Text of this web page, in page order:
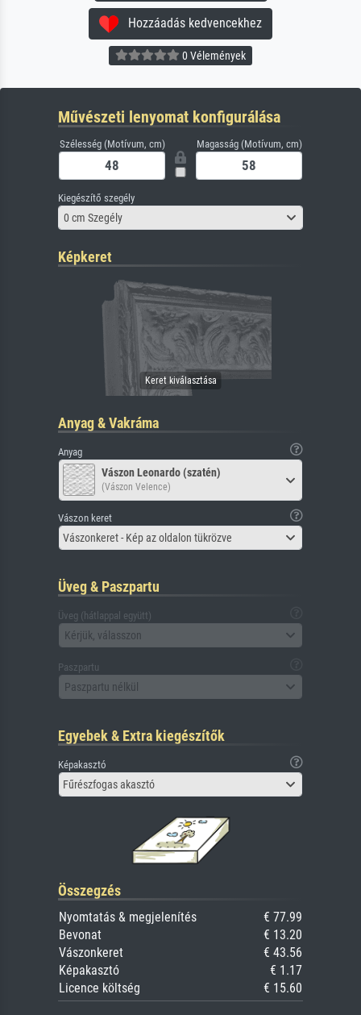
Hozzáadás kedvencekhez
0 Vélemények
Művészeti lenyomat konfigurálása
Szélesség (Motívum, cm) Magasság (Motívum, cm)
Kiegészítő szegély
0 cm Szegély
Képkeret
Anyag & Vakráma
Anyag
Vászon Leonardo (szatén)
(Vászon Velence)
Vászon keret
Vászonkeret - Kép az oldalon tükrözve
Üveg & Paszpartu
Üveg (hátlappal együtt)
Kérjük, válasszon
Paszpartu
Paszpartu nélkül
Egyebek & Extra kiegészítők
Képakasztó
Fűrészfogas akasztó
Összegzés
Nyomtatás & megjelenítés
€ 77.99
Bevonat
€ 13.20
Vászonkeret
€ 43.56
Képakasztó
€ 1.17
Licence költség
€ 15.60